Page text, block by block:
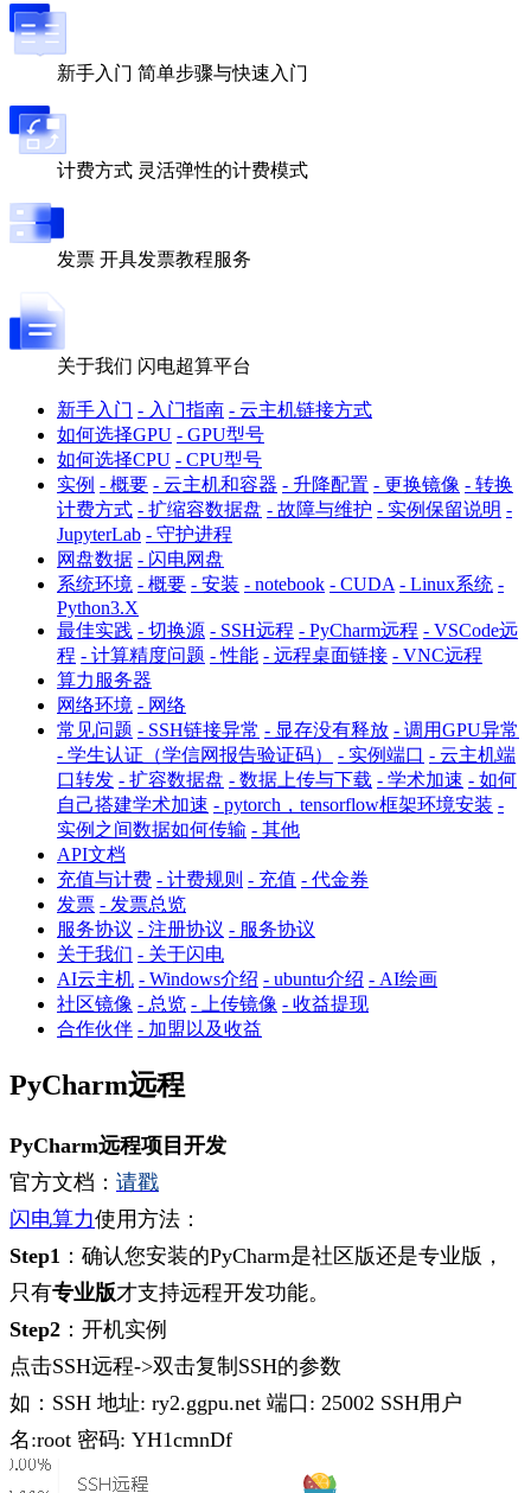
新手入门 简单步骤与快速入门
计费方式 灵活弹性的计费模式
发票 开具发票教程服务
关于我们 闪电超算平台
新手入门 - 入门指南 - 云主机链接方式
如何选择GPU - GPU型号
如何选择CPU - CPU型号
实例 - 概要 - 云主机和容器 - 升降配置 - 更换镜像 - 转换
计费方式 - 扩缩容数据盘 - 故障与维护 - 实例保留说明 -
JupyterLab - 守护进程
网盘数据 - 闪电网盘
系统环境 - 概要 - 安装 - notebook - CUDA - Linux系统 -
Python3.X
最佳实践 - 切换源 - SSH远程 - PyCharm远程 - VSCode远
程 - 计算精度问题 - 性能 - 远程桌面链接 - VNC远程
算力服务器
网络环境 - 网络
常见问题 - SSH链接异常 - 显存没有释放 - 调用GPU异常
- 学生认证（学信网报告验证码）
- 实例端口 - 云主机端
口转发 - 扩容数据盘 - 数据上传与下载 - 学术加速 - 如何
自己搭建学术加速 - pytorch，tensorflow框架环境安装 -
实例之间数据如何传输 - 其他
API文档
充值与计费 - 计费规则 - 充值 - 代金券
发票 - 发票总览
服务协议 - 注册协议 - 服务协议
关于我们 - 关于闪电
AI云主机 - Windows介绍 - ubuntu介绍 - AI绘画
社区镜像 - 总览 - 上传镜像 - 收益提现
合作伙伴 - 加盟以及收益
PyCharm远程
PyCharm远程项目开发
官方文档： 请戳
闪电算力使用方法：
Step1 ：确认您安装的PyCharm是社区版还是专业版，
只有专业版才支持远程开发功能。
Step2 ：开机实例
点击SSH远程->双击复制SSH的参数
如：SSH 地址: ry2.ggpu.net 端口: 25002 SSH用户
名:root 密码: YH1cmnDf